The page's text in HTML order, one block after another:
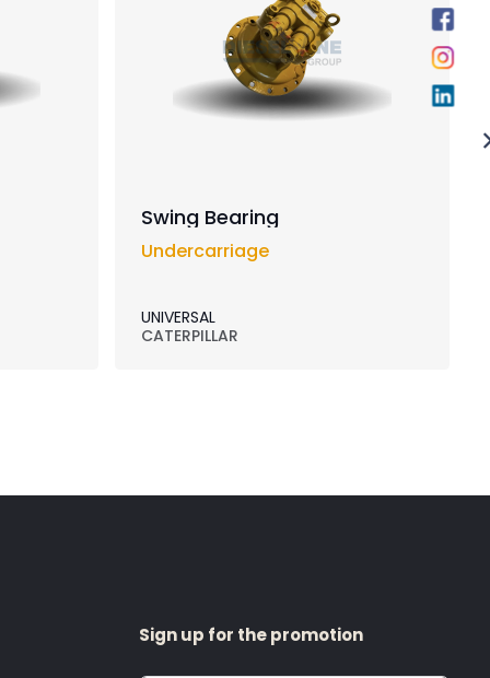
Swing Bearing
Undercarriage
UNIVERSAL
CATERPILLAR
Sign up for the promotion